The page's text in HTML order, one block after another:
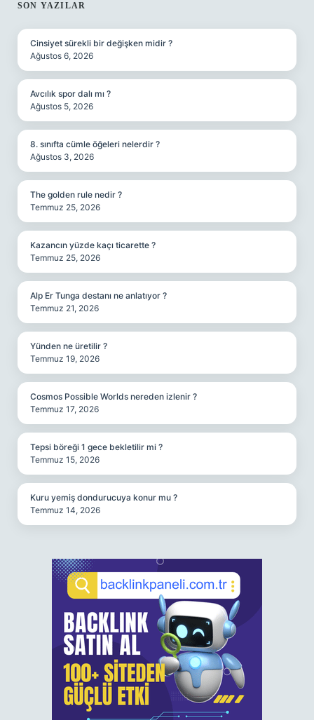
SIDEBAR
SON YAZILAR
Cinsiyet sürekli bir değişken midir ?
Ağustos 6, 2026
Avcılık spor dalı mı ?
Ağustos 5, 2026
8. sınıfta cümle öğeleri nelerdir ?
Ağustos 3, 2026
The golden rule nedir ?
Temmuz 25, 2026
Kazancın yüzde kaçı ticarette ?
Temmuz 25, 2026
Alp Er Tunga destanı ne anlatıyor ?
Temmuz 21, 2026
Yünden ne üretilir ?
Temmuz 19, 2026
Cosmos Possible Worlds nereden izlenir ?
Temmuz 17, 2026
Tepsi böreği 1 gece bekletilir mi ?
Temmuz 15, 2026
Kuru yemiş dondurucuya konur mu ?
Temmuz 14, 2026